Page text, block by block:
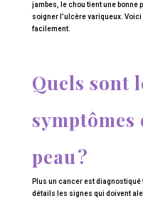
jambes, le chou tient une bonne
soigner l’ulcère variqueux.
facilement.
Quels sont
symptômes
peau ?
Plus un cancer est diagnostiqué
détails les signes qui doivent